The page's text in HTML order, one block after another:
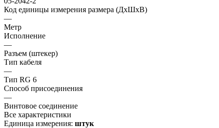
Код единицы измерения размера (ДхШхВ)
—
Метр
Исполнение
—
Разъем (штекер)
Тип кабеля
—
Тип RG 6
Способ присоединения
—
Винтовое соединение
Все характеристики
Единица измерения: штук